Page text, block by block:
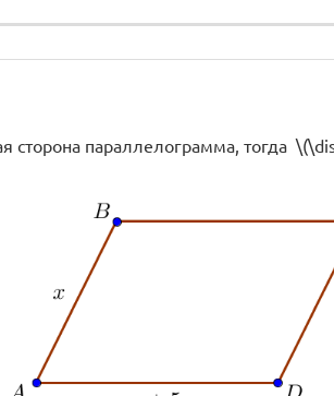
сторона параллелограмма, тогда